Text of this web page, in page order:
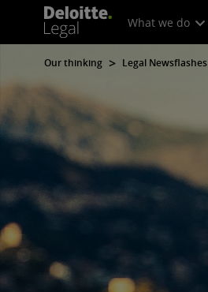
What we do
Our thinking Legal Newsflashes